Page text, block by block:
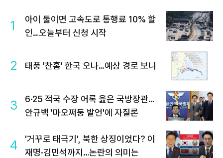
1
아이 둘이면 고속도로 통행료 10% 할
인…오늘부터 신청 시작
2 태풍 '찬홈' 한국 오나…예상 경로 보니
3
6·25 적국 수장 어록 읊은 국방장관…
안규백 '마오쩌둥 발언'에 자질론
4
'거꾸로 태극기', 북한 상징이었다? 이
재명·김민석까지…논란의 의미는